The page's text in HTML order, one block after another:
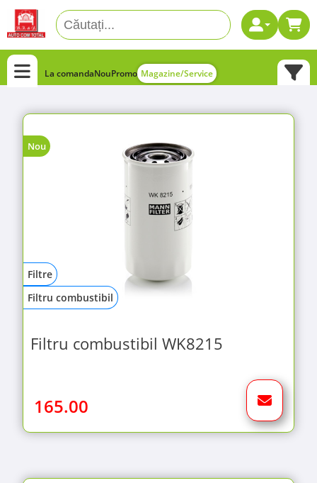
La comandaNouPromo Magazine/Service
Nou
Filtre
Filtru combustibil
Filtru combustibil WK8215
165.00